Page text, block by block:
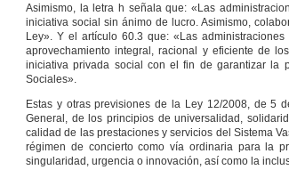
Asimismo, la letra h señala que: «Las
iniciativa social sin ánimo de lucro. Asimismo,
Ley». Y el artículo 60.3 que: «Las
aprovechamiento integral, racional y eficiente de
iniciativa privada social con el fin de garantizar la
Sociales».
Estas y otras previsiones de la Ley 12/2008, de 5
General, de los principios de universalidad,
calidad de las prestaciones y servicios del Sistema
régimen de concierto como vía ordinaria para la
singularidad, urgencia o innovación, así como la